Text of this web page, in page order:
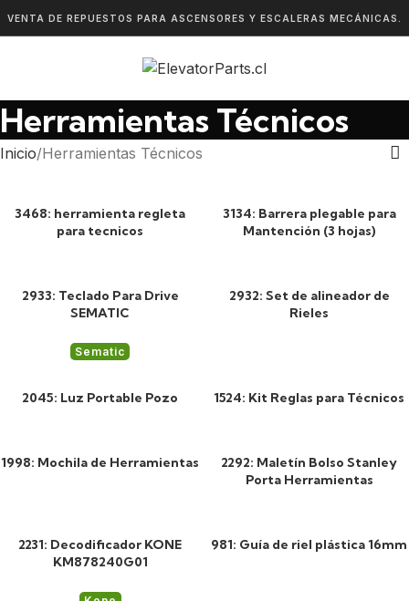
VENTA DE REPUESTOS PARA ASCENSORES Y ESCALERAS MECÁNICAS.
Herramientas Técnicos
Inicio Herramientas Técnicos
3468: herramienta regleta
para tecnicos
3134: Barrera plegable para
Mantención (3 hojas)
2933: Teclado Para Drive
SEMATIC
Sematic
2932: Set de alineador de
Rieles
2045: Luz Portable Pozo 1524: Kit Reglas para Técnicos
1998: Mochila de Herramientas
2292: Maletín Bolso Stanley
Porta Herramientas
2231: Decodificador KONE
KM878240G01
981: Guía de riel plástica 16mm